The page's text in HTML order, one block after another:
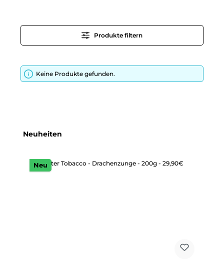
Produkte filtern
Keine Produkte gefunden.
Produktgalerie überspringen
Neuheiten
Neu